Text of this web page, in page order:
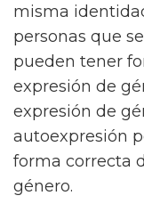
misma
personas que
pueden tener
expresión de
expresión de
autoexpresión
forma correcta
género.